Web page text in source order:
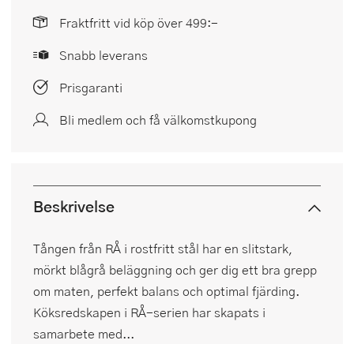
Fraktfritt vid köp över 499:-
Snabb leverans
Prisgaranti
Bli medlem och få välkomstkupong
Beskrivelse
Tången från RÅ i rostfritt stål har en slitstark,
mörkt blågrå beläggning och ger dig ett bra grepp
om maten, perfekt balans och optimal fjärding.
Köksredskapen i RÅ-serien har skapats i
samarbete med...